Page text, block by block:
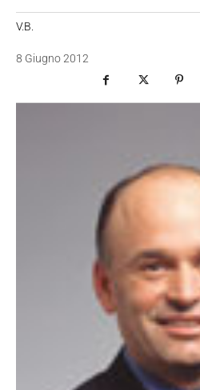
V.B.
8 Giugno 2012